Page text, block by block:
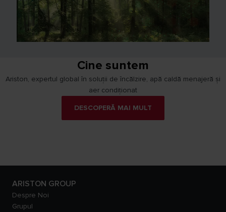
Cine suntem
Ariston, expertul global în soluții de încălzire, apă caldă menajeră și
aer condiționat
DESCOPERĂ MAI MULT
ARISTON GROUP
Despre Noi
Grupul